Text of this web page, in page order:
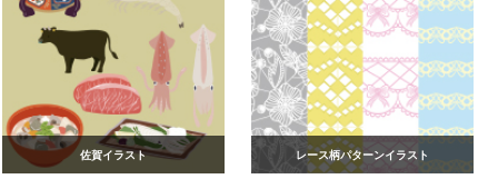
佐賀イラスト レース柄パターンイラスト